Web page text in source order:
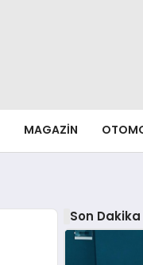
MAGAZIN
Son Dakika